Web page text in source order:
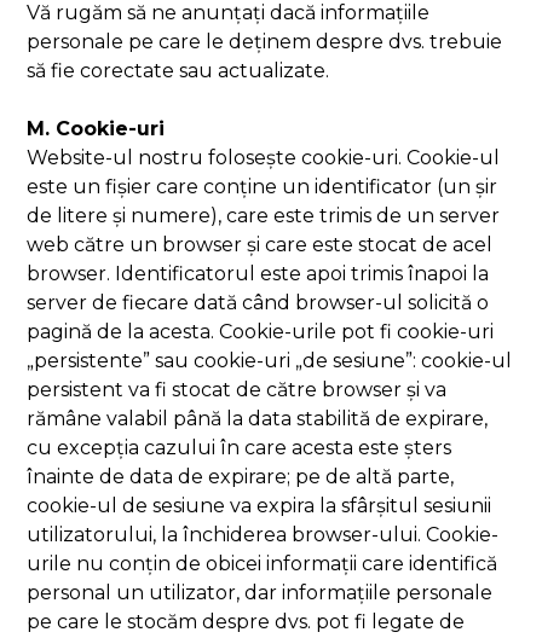
Vă rugăm să ne anunțați dacă informațiile
personale pe care le deținem despre dvs. trebuie
să fie corectate sau actualizate.
M. Cookie-uri
Website-ul nostru folosește cookie-uri. Cookie-ul
este un fișier care conține un identificator (un șir
de litere și numere), care este trimis de un server
web către un browser și care este stocat de acel
browser. Identificatorul este apoi trimis înapoi la
server de fiecare dată când browser-ul solicită o
pagină de la acesta. Cookie-urile pot fi cookie-uri
„persistente” sau cookie-uri „de sesiune”: cookie-ul
persistent va fi stocat de către browser și va
rămâne valabil până la data stabilită de expirare,
cu excepția cazului în care acesta este șters
înainte de data de expirare; pe de altă parte,
cookie-ul de sesiune va expira la sfârșitul sesiunii
utilizatorului, la închiderea browser-ului. Cookie-
urile nu conțin de obicei informații care identifică
personal un utilizator, dar informațiile personale
pe care le stocăm despre dvs. pot fi legate de